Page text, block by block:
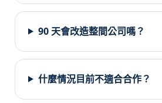
90 天會改造整間公司嗎？
什麼情況目前不適合合作？